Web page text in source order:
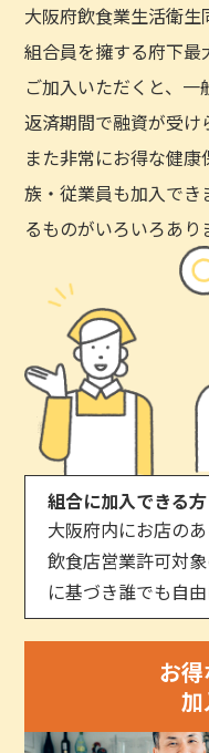
大阪府飲食業生活衛
組合員を擁する府下最
ご加入いただくと、
返済期間で融資が受け
また非常にお得な健
族・従業員も加入でき
るものがいろいろあり
組合に加入できる方
大阪府内にお店の
飲食店営業許可対
に基づき誰でも自由
お